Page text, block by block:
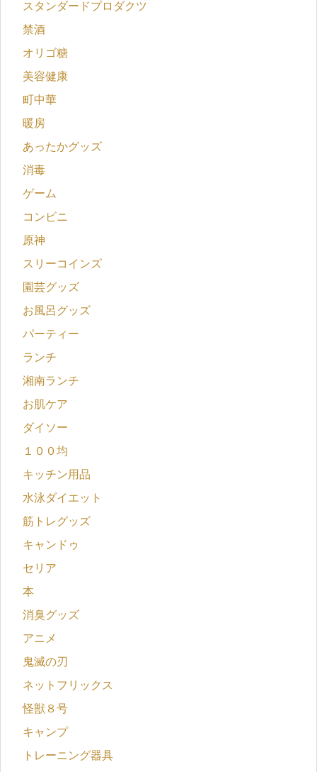
スタンダードプロダクツ
禁酒
オリゴ糖
美容健康
町中華
暖房
あったかグッズ
消毒
ゲーム
コンビニ
原神
スリーコインズ
園芸グッズ
お風呂グッズ
パーティー
ランチ
湘南ランチ
お肌ケア
ダイソー
１００均
キッチン用品
水泳ダイエット
筋トレグッズ
キャンドゥ
セリア
本
消臭グッズ
アニメ
鬼滅の刃
ネットフリックス
怪獣８号
キャンプ
トレーニング器具